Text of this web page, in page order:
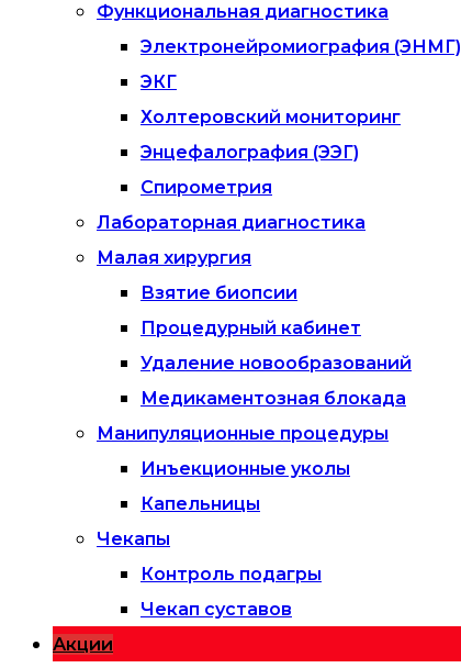
Функциональная диагностика
Электронейромиография (ЭНМГ)
ЭКГ
Холтеровский мониторинг
Энцефалография (ЭЭГ)
Спирометрия
Лабораторная диагностика
Малая хирургия
Взятие биопсии
Процедурный кабинет
Удаление новообразований
Медикаментозная блокада
Манипуляционные процедуры
Инъекционные уколы
Капельницы
Чекапы
Контроль подагры
Чекап суставов
Акции